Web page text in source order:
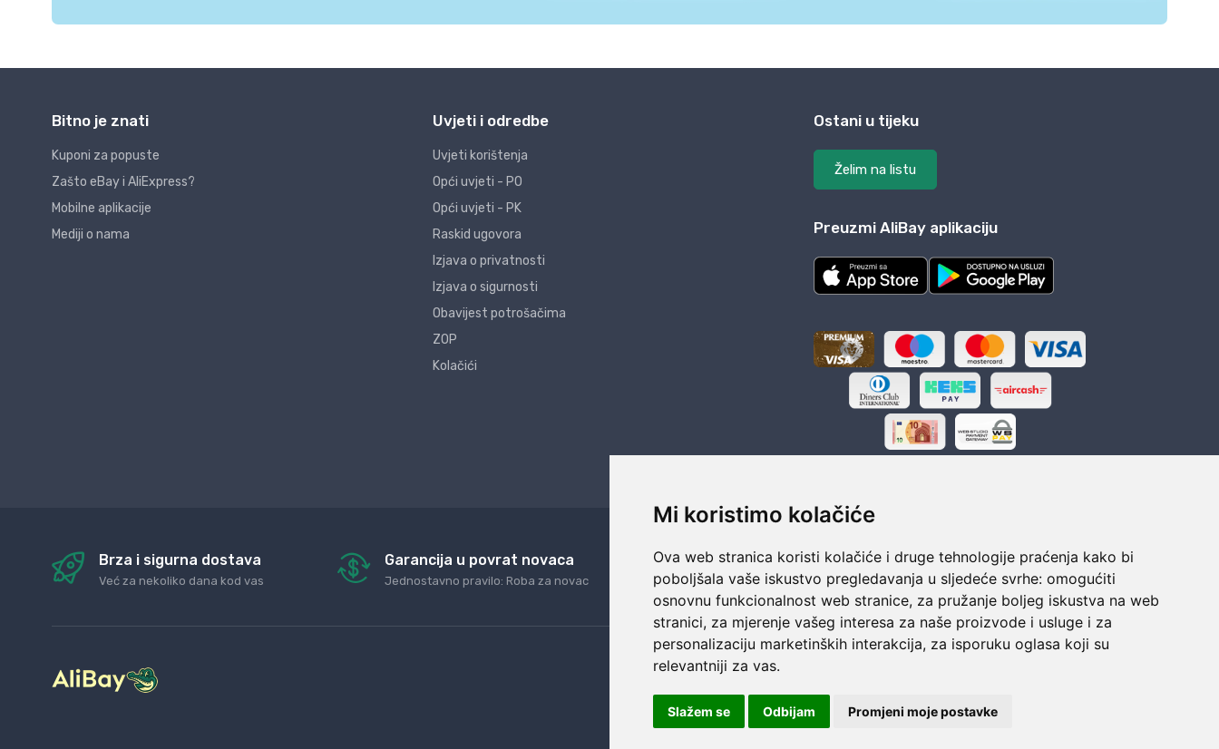
Mi koristimo kolačiće
Ova web stranica koristi kolačiće i druge tehnologije praćenja kako bi
poboljšala vaše iskustvo pregledavanja u sljedeće svrhe: omogućiti
osnovnu funkcionalnost web stranice, za pružanje boljeg iskustva na web
stranici, za mjerenje vašeg interesa za naše proizvode i usluge i za
personalizaciju marketinških interakcija, za isporuku oglasa koji su
relevantniji za vas.
Slažem se Odbijam Promjeni moje postavke
Bitno je znati
Kuponi za popuste
Zašto eBay i AliExpress?
Mobilne aplikacije
Mediji o nama
Uvjeti i odredbe
Uvjeti korištenja
Opći uvjeti - PO
Opći uvjeti - PK
Raskid ugovora
Izjava o privatnosti
Izjava o sigurnosti
Obavijest potrošačima
ZOP
Kolačići
Ostani u tijeku
Želim na listu
Preuzmi AliBay aplikaciju
Brza i sigurna dostava
Već za nekoliko dana kod vas
Garancija u povrat novaca
Jednostavno pravilo: Roba za novac
24/7 odlična podrška
Naši agenti uvijek na raspolaganju
Sigurno obročno plaćanje
Do 24 rata bez kamata